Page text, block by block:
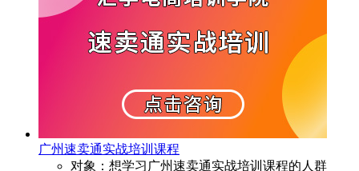
广州速卖通实战培训课程
对象：想学习广州速卖通实战培训课程的人群